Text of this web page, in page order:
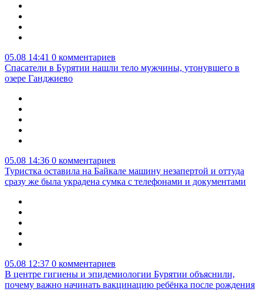
05.08 14:41 0 комментариев
Спасатели в Бурятии нашли тело мужчины, утонувшего в
озере Ганджиево
05.08 14:36 0 комментариев
Туристка оставила на Байкале машину незапертой и оттуда
сразу же была украдена сумка с телефонами и документами
05.08 12:37 0 комментариев
В центре гигиены и эпидемиологии Бурятии объяснили,
почему важно начинать вакцинацию ребёнка после рождения